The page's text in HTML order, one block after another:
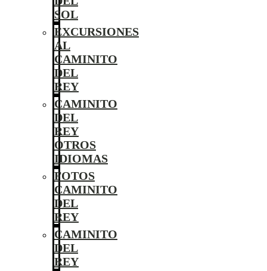
SOL
EXCURSIONES
AL
CAMINITO
DEL
REY
CAMINITO
DEL
REY
OTROS
IDIOMAS
FOTOS
CAMINITO
DEL
REY
CAMINITO
DEL
REY